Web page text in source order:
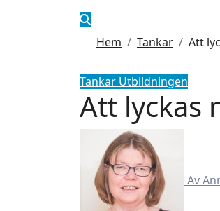
Hem Tankar Att
Tankar Utbildningen
Att lyckas
Av